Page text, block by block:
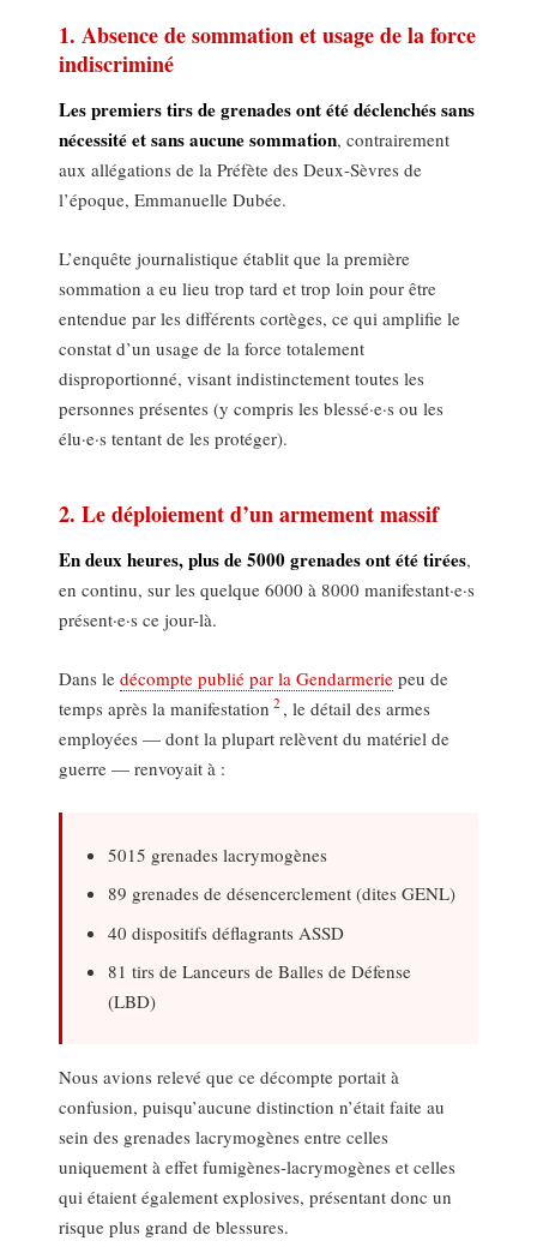
1. Absence de sommation et usage de la force
indiscriminé
Les premiers tirs de grenades ont été déclenchés sans
nécessité et sans aucune sommation, contrairement
aux allégations de la Préfète des Deux-Sèvres de
l’époque, Emmanuelle Dubée.
L’enquête journalistique établit que la première
sommation a eu lieu trop tard et trop loin pour être
entendue par les différents cortèges, ce qui amplifie le
constat d’un usage de la force totalement
disproportionné, visant indistinctement toutes les
personnes présentes (y compris les blessé·e·s ou les
élu·e·s tentant de les protéger).
2. Le déploiement d’un armement massif
En deux heures, plus de 5000 grenades ont été tirées,
en continu, sur les quelque 6000 à 8000 manifestant·e·s
présent·e·s ce jour-là.
Dans ledécompte publié par la Gendarmerie peu de
temps après la manifestation 2 , le détail des armes
employées — dont la plupart relèvent du matériel de
guerre — renvoyait à :
5015 grenades lacrymogènes
89 grenades de désencerclement (dites GENL)
40 dispositifs déflagrants ASSD
81 tirs de Lanceurs de Balles de Défense
(LBD)
Nous avions relevé que ce décompte portait à
confusion, puisqu’aucune distinction n’était faite au
sein des grenades lacrymogènes entre celles
uniquement à effet fumigènes-lacrymogènes et celles
qui étaient également explosives, présentant donc un
risque plus grand de blessures.